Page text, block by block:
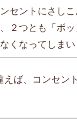
セントにさしこ
２つとも「ボ
くなってしま
えば、コンセン